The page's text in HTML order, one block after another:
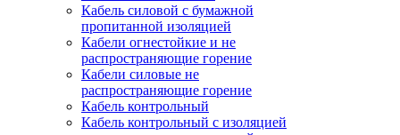
Кабель силовой с бумажной
пропитанной изоляцией
Кабели огнестойкие и не
распространяющие горение
Кабели силовые не
распространяющие горение
Кабель контрольный
Кабель контрольный с изоляцией